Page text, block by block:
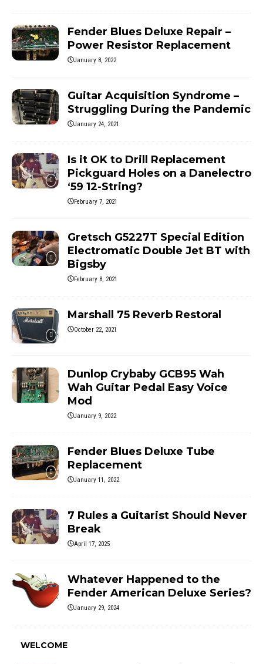
Fender Blues Deluxe Repair –
Power Resistor Replacement
January 8, 2022
Guitar Acquisition Syndrome –
Struggling During the Pandemic
January 24, 2021
Is it OK to Drill Replacement
Pickguard Holes on a Danelectro
‘59 12-String?
February 7, 2021
Gretsch G5227T Special Edition
Electromatic Double Jet BT with
Bigsby
February 8, 2021
Marshall 75 Reverb Restoral
October 22, 2021
Dunlop Crybaby GCB95 Wah
Wah Guitar Pedal Easy Voice
Mod
January 9, 2022
Fender Blues Deluxe Tube
Replacement
January 11, 2022
7 Rules a Guitarist Should Never
Break
April 17, 2025
Whatever Happened to the
Fender American Deluxe Series?
January 29, 2024
WELCOME